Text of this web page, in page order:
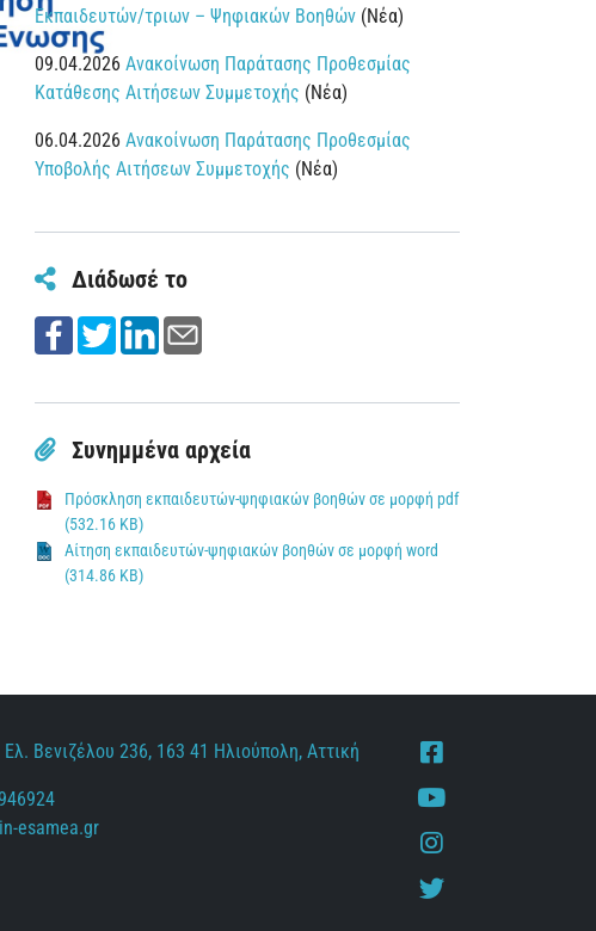
Εκπαιδευτών/τριων – Ψηφιακών Βοηθών (Νέα)
09.04.2026 Ανακοίνωση Παράτασης Προθεσμίας
Κατάθεσης Αιτήσεων Συμμετοχής (Νέα)
06.04.2026 Ανακοίνωση Παράτασης Προθεσμίας
Υποβολής Αιτήσεων Συμμετοχής (Νέα)
Διάδωσέ το
Συνημμένα αρχεία
Πρόσκληση εκπαιδευτών-ψηφιακών βοηθών σε μορφή pdf
(532.16 KB)
Αίτηση εκπαιδευτών-ψηφιακών βοηθών σε μορφή word
(314.86 KB)
Βενιζέλου 236, 163 41 Ηλιούπολη, Αττική
esamea.gr
Youtube
Instagram
Twitter